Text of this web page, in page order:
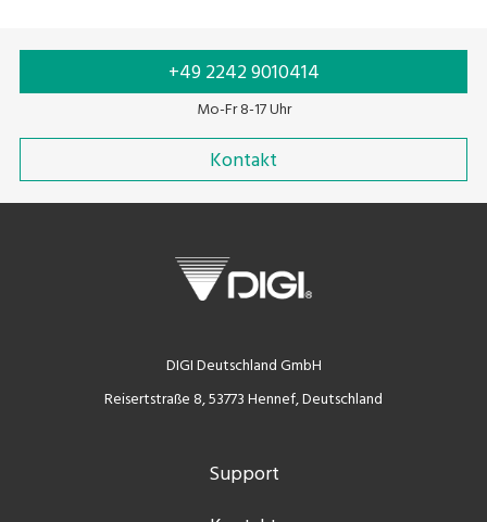
+49 2242 9010414
Mo-Fr 8-17 Uhr
Kontakt
DIGI Deutschland GmbH
Reisertstraße 8, 53773 Hennef, Deutschland
Support